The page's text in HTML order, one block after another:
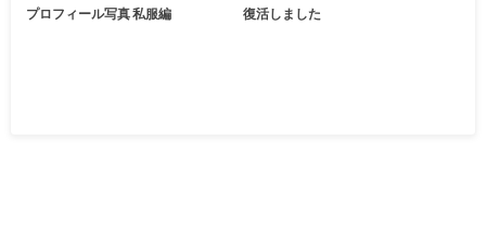
プロフィール写真 私服編 復活しました